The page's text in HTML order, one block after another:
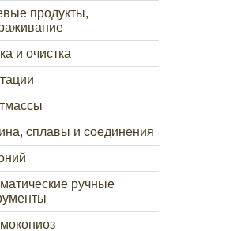
продукты,
и очистка
сплавы и соединения
ручные